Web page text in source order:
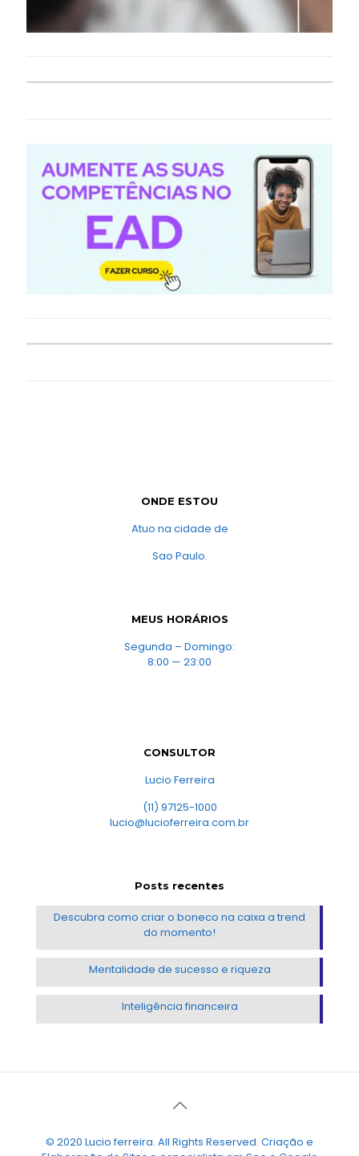
ONDE ESTOU
Atuo na cidade de
Sao Paulo.
MEUS HORÁRIOS
Segunda – Domingo:
8:00 — 23:00
CONSULTOR
Lucio Ferreira
(11) 97125-1000
lucio@lucioferreira.com.br
Posts recentes
Descubra como criar o boneco na caixa a trend
do momento!
Mentalidade de sucesso e riqueza
Inteligência financeira
© 2020 Lucio ferreira. All Rights Reserved. Criação e